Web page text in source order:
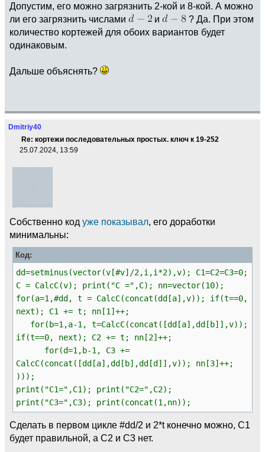
Допустим, его можно загрязнить 2-кой и 8-кой. А можно
ли его загрязнить числами
и
? Да. При этом
количество кортежей для обоих вариантов будет
одинаковым.
Дальше объяснять?
Dmitriy40
Re: кортежи последовательных простых. ключ к 19-252
25.07.2024, 13:59
Собственно код уже показывал, его доработки
минимальны:
Код:
dd=setminus(vector(v[#v]/2,i,i*2),v); C1=C2=C3=0;
C = CalcC(v); print("C =",C); nn=vector(10);
for(a=1,#dd, t = CalcC(concat(dd[a],v)); if(t==0,
next); C1 += t; nn[1]++;
for(b=1,a-1, t=CalcC(concat([dd[a],dd[b]],v));
if(t==0, next); C2 += t; nn[2]++;
for(d=1,b-1, C3 +=
CalcC(concat([dd[a],dd[b],dd[d]],v)); nn[3]++;
)));
print("C1=",C1); print("C2=",C2);
print("C3=",C3); print(concat(1,nn));
Сделать в первом цикле #dd/2 и 2*t конечно можно, C1
будет правильной, а C2 и C3 нет.